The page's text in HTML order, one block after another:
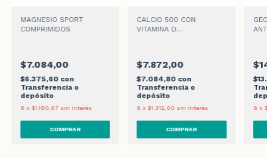
MAGNESIO SPORT
COMPRIMIDOS
$7.084,00
$6.375,60 con
Transferencia o
depósito
6 x $1.180,67 sin interés
CALCIO 500 CON
VITAMINA D
$7.872,00
$7.084,80 con
Transferencia o
depósito
6 x $1.312,00 sin interés 6 x